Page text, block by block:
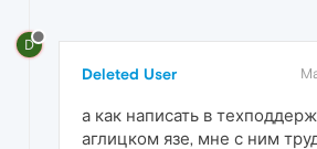
D
Deleted User
а как написать в
аглицком язе, мне с ним